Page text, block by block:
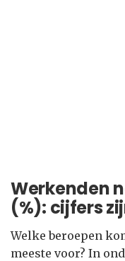
Werkenden
(%): cijfers
Welke beroepen
meeste voor? In